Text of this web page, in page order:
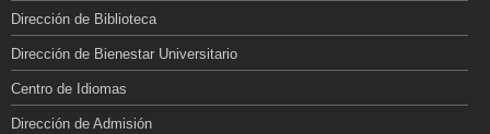
Dirección de Biblioteca
Dirección de Bienestar Universitario
Centro de Idiomas
Dirección de Admisión